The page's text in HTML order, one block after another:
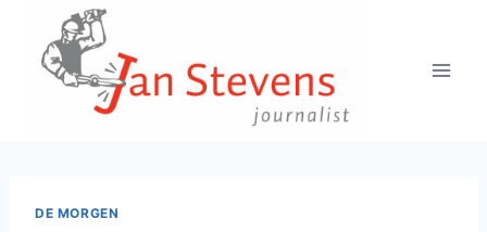
Doorgaan
inhoud
DE MORGEN